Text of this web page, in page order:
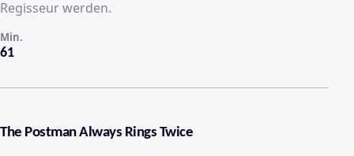
Regisseur werden.
61
Min.
The Postman Always Rings Twice